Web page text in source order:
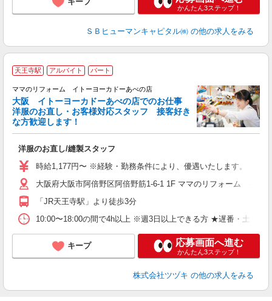
かんたん3ステップ！
ＳＢヒューマンキャピタル㈱ の他の求人をみる
天王寺駅 アルバイト パート
ママのリフォーム イトーヨーカドーあべの店
大阪 イトーヨーカドーあべの店でのお仕事
洋服のお直し・お客様対応スタッフ 接客好き
な方歓迎します！
洋服のお直し/縫製スタッフ
時給1,177円〜 ※経験・勤務条件により、優遇いたします。
大阪府大阪市阿倍野区阿倍野筋1-6-1 1F ママのリフォーム イト
「JR天王寺駅」より徒歩3分
10:00〜18:00の間で4h以上 ※週3日以上できる方 ★遅番・土・日
キープ 応募画面へ進む
かんたん3ステップ！
株式会社ツヅキ の他の求人をみる